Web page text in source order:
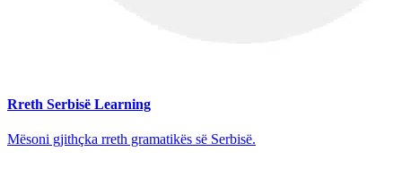
Rreth Serbisë Learning
Mësoni gjithçka rreth gramatikës së Serbisë.